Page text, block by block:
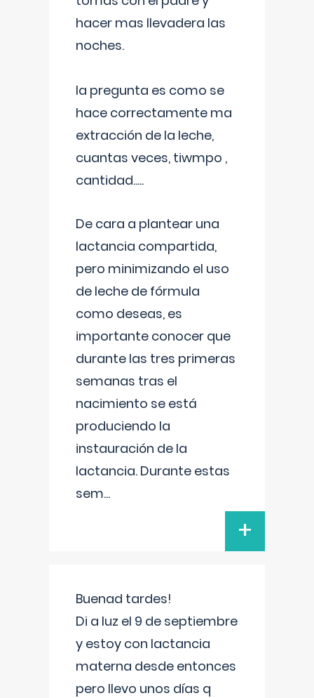
hacer mas llevadera las
noches.
la pregunta es como se
hace correctamente ma
extracción de la leche,
cuantas veces, tiwmpo ,
cantidad.....
De cara a plantear una
lactancia compartida,
pero minimizando el uso
de leche de fórmula
como deseas, es
importante conocer que
durante las tres primeras
semanas tras el
nacimiento se está
produciendo la
instauración de la
lactancia. Durante estas
sem...
+
Buenad tardes!
Di a luz el 9 de septiembre
y estoy con lactancia
materna desde entonces
pero llevo unos días q